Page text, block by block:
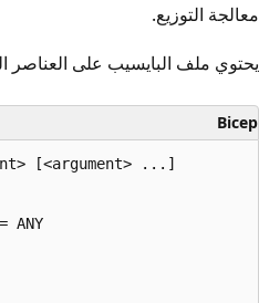
معالجة التوزيع.
يحتوي ملف البايسيب على العناصر
Bicep
[<argument> ...]
ANY